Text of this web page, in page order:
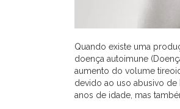
Quando existe uma
doença autoimune
aumento do volume
devido ao uso abusivo
anos de idade, mas